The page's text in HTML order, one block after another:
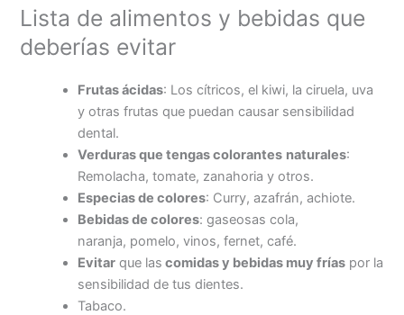
Lista de alimentos y bebidas que
deberías evitar
Frutas ácidas: Los cítricos, el kiwi, la ciruela, uva
y otras frutas que puedan causar sensibilidad
dental.
Verduras que tengas colorantes naturales:
Remolacha, tomate, zanahoria y otros.
Especias de colores: Curry, azafrán, achiote.
Bebidas de colores: gaseosas cola,
naranja, pomelo, vinos, fernet, café.
Evitar que las comidas y bebidas muy frías por la
sensibilidad de tus dientes.
Tabaco.